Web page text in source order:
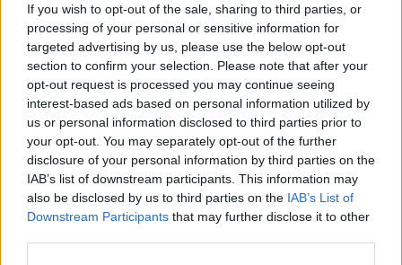
If you wish to opt-out of the sale, sharing to third parties, or
processing of your personal or sensitive information for
targeted advertising by us, please use the below opt-out
section to confirm your selection. Please note that after your
opt-out request is processed you may continue seeing
interest-based ads based on personal information utilized by
us or personal information disclosed to third parties prior to
your opt-out. You may separately opt-out of the further
disclosure of your personal information by third parties on the
IAB’s list of downstream participants. This information may
also be disclosed by us to third parties on the IAB’s List of
Downstream Participants that may further disclose it to other
"Mondjátok meg neki, hogy várjon! Nagyon-nagyon
tehetséges. Elég idős már ahhoz, hogy ezt
mondjam, ugye? 18 felett van? Mégis mi lenne, ha
úgy tartanám szexinek, hogy csak 15 éves?" -
viccelődött a legendásan szókimondó híresség
Nos, kíváncsiak lennénk, hogy vélekedik minderről
Timothée, de le mernénk fogadni, hogy nagyon
hízelgőnek veszi Lawrence rajongását, ki nem?